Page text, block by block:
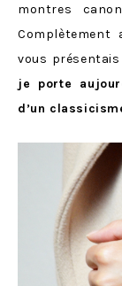
montres
Complètement
vous
je porte
d’un